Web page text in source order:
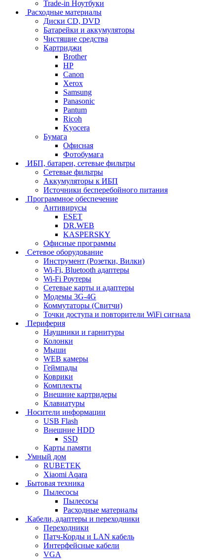
Trade-in Ноутбуки
Расходные материалы
Диски CD, DVD
Батарейки и аккумуляторы
Чистящие средства
Картриджи
Brother
HP
Canon
Xerox
Samsung
Panasonic
Pantum
Ricoh
Kyocera
Бумага
Офисная
Фотобумага
ИБП, батареи, сетевые фильтры
Сетевые фильтры
Аккумуляторы к ИБП
Источники бесперебойного питания
Программное обеспечение
Антивирусы
ESET
DR.WEB
KASPERSKY
Офисные программы
Сетевое оборудование
Инструмент (Розетки, Вилки)
Wi-Fi, Bluetooth адаптеры
Wi-Fi Роутеры
Сетевые карты и адаптеры
Модемы 3G-4G
Коммутаторы (Свитчи)
Точки доступа и повторители WiFi сигнала
Периферия
Наушники и гарнитуры
Колонки
Мыши
WEB камеры
Геймпады
Коврики
Комплекты
Внешние картридеры
Клавиатуры
Носители информации
USB Flash
Внешние HDD
SSD
Карты памяти
Умный дом
RUBETEK
Xiaomi Aqara
Бытовая техника
Пылесосы
Пылесосы
Расходные материалы
Кабели, адаптеры и переходники
Переходники
Патч-Корды и LAN кабель
Интерфейсные кабели
VGA